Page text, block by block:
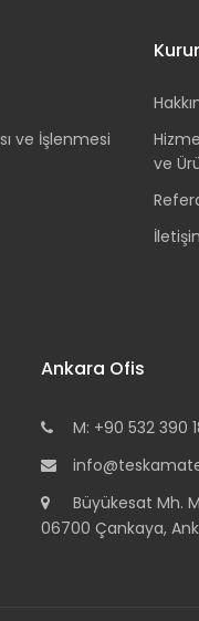
ve İşlenmesi
ve
Ankara Ofis
M: +90 532 390
Büyükesat Mh.
06700 Çankaya,